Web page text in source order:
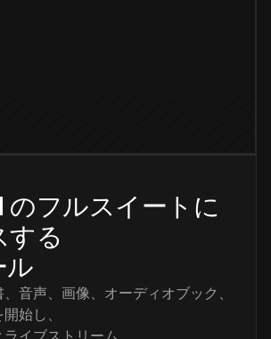
のフルスイートに
する
ル
音声、画像、オーディオブック、
始し、